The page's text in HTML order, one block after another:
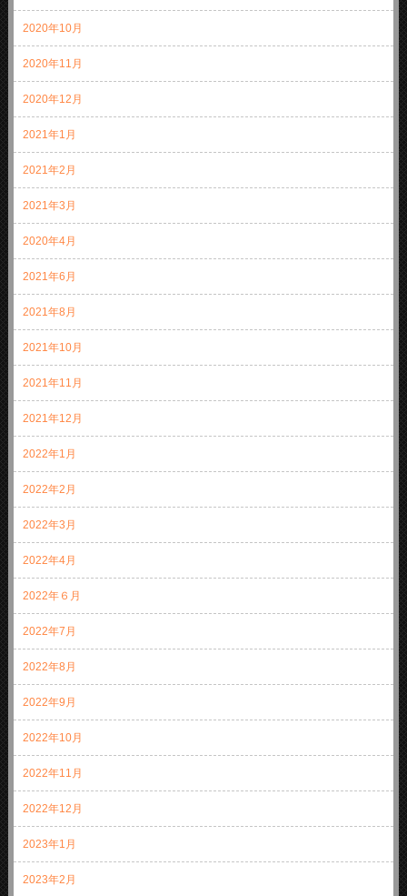
2020年10月
2020年11月
2020年12月
2021年1月
2021年2月
2021年3月
2020年4月
2021年6月
2021年8月
2021年10月
2021年11月
2021年12月
2022年1月
2022年2月
2022年3月
2022年4月
2022年６月
2022年7月
2022年8月
2022年9月
2022年10月
2022年11月
2022年12月
2023年1月
2023年2月